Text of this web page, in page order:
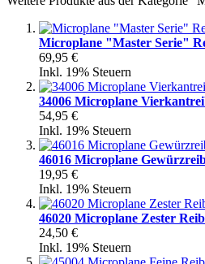
Microplane "Master Serie"
69,95 €
Inkl. 19% Steuern
34006 Microplane
54,95 €
Inkl. 19% Steuern
46016 Microplane
19,95 €
Inkl. 19% Steuern
46020 Microplane Zester
24,50 €
Inkl. 19% Steuern